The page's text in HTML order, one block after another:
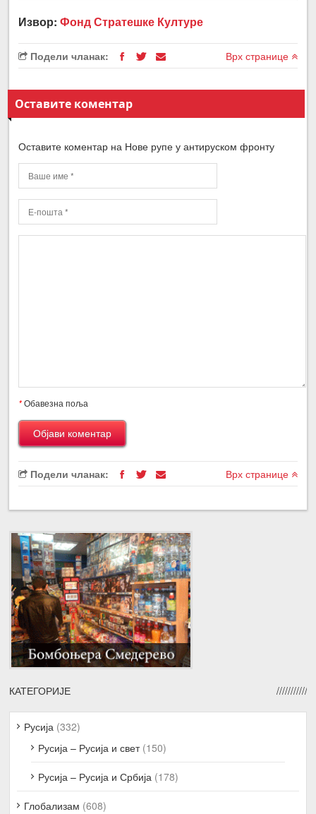
Извор:Фонд Стратешке Културе
Подели чланак: Врх странице
Оставите коментар
Оставите коментар на Нове рупе у антируском фронту
*Обавезна поља
Подели чланак: Врх странице
КАТЕГОРИЈЕ
Русија (332)
Русија – Русија и свет(150)
Русија – Русија и Србија (178)
Глобализам (608)